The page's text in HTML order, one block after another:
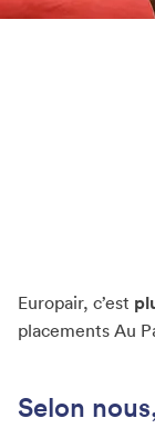
Europair, c’est
placements Au
Selon